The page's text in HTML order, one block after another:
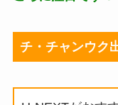
チ・チャンウク